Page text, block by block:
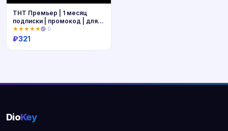
ТНТ Премьер | 1 месяц
подписки | промокод | для
любых аккаунтов
★★★★★ 0
₽321
DioKey